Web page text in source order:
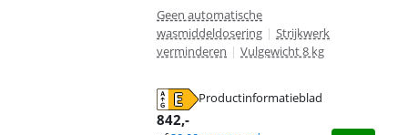
Geen automatische
wasmiddeldosering | Strijkwerk
verminderen | Vulgewicht 8 kg
Productinformatieblad
842,-